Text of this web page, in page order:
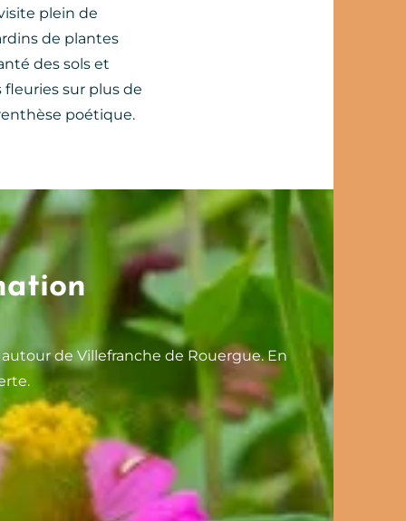
plein de
de plantes
des sols et
fleuries sur plus de
poétique.
autour de Villefranche de Rouergue. En